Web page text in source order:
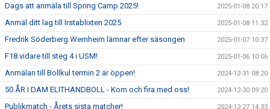
Dags att anmäla till Spring Camp 2025! 2025-01-08 20:17
Anmäl ditt lag till Irstablixten 2025 2025-01-08 11:32
Fredrik Söderberg Wernheim lämnar efter säsongen 2025-01-07 10:37
F18 vidare till steg 4 i USM! 2025-01-06 10:06
Anmälan till Bollkul termin 2 är öppen! 2024-12-31 08:20
50 ÅR I DAM ELITHANDBOLL - Kom och fira med oss! 2024-12-30 09:20
Publikmatch - Årets sista matcher! 2024-12-27 14:33